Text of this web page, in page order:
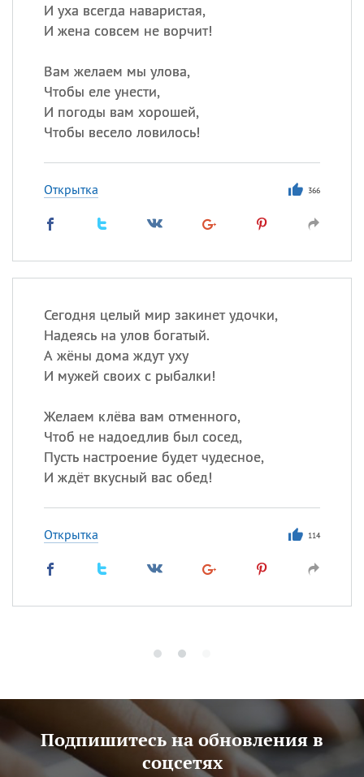
И уха всегда наваристая,
И жена совсем не ворчит!
Вам желаем мы улова,
Чтобы еле унести,
И погоды вам хорошей,
Чтобы весело ловилось!
Открытка 366
Сегодня целый мир закинет удочки,
Надеясь на улов богатый.
А жёны дома ждут уху
И мужей своих с рыбалки!
Желаем клёва вам отменного,
Чтоб не надоедлив был сосед,
Пусть настроение будет чудесное,
И ждёт вкусный вас обед!
Открытка 114
Подпишитесь на обновления в
соцсетях